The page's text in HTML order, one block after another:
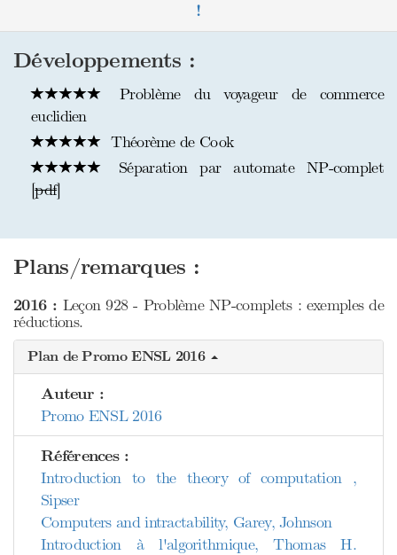
!
Développements :
Problème du voyageur de commerce
euclidien
Théorème de Cook
Séparation par automate NP-complet
[pdf]
Plans/remarques :
2016 : Leçon 928 - Problème NP-complets : exemples de
réductions.
Plan de Promo ENSL 2016
Auteur :
Promo ENSL 2016
Références :
Introduction to the theory of computation ,
Sipser
Computers and intractability, Garey, Johnson
Introduction à l'algorithmique, Thomas H.